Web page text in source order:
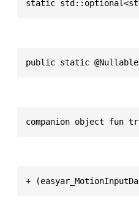
static
public static @Nullable
companion object fun
+